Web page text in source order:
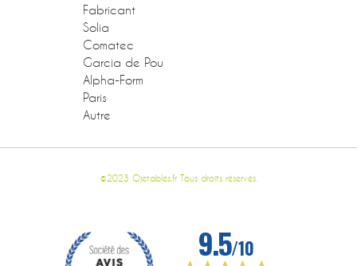
Fabricant
Solia
Comatec
Garcia de Pou
Alpha-Form
Paris
Autre
©2023 Ojetables.fr Tous droits réservés.